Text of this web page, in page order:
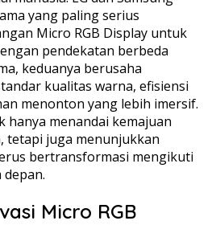
yang paling serius
Micro RGB Display untuk
pendekatan berbeda
keduanya berusaha
kualitas warna, efisiensi
menonton yang lebih imersif.
hanya menandai kemajuan
tetapi juga menunjukkan
bertransformasi mengikuti
Micro RGB